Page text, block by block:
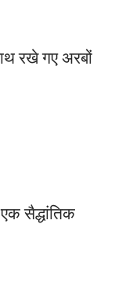
रखे गए अरबों
सैद्धांतिक